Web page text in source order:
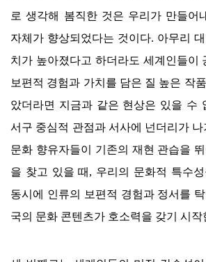
로 생각해 봄직한 것은 우리가 만들어
자체가 향상되었다는 것이다. 아무리
치가 높아졌다고 하더라도 세계인들이
보편적 경험과 가치를 담은 질 높은 작
았더라면 지금과 같은 현상은 있을 수
서구 중심적 관점과 서사에 넌더리가 나
문화 향유자들이 기존의 재현 관습을
을 찾고 있을 때 , 우리의 문화적 특수
동시에 인류의 보편적 경험과 정서를
국의 문화 콘텐츠가 호소력을 갖기 시